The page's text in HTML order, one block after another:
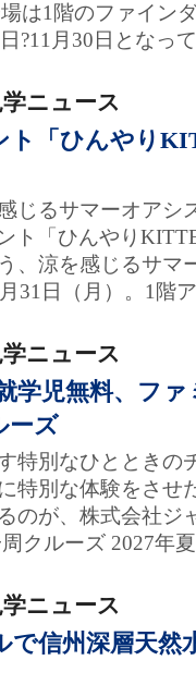
は1階のファイン
?11月30日となっ
ニュース
ト「ひんやり
じるサマーオアシ
ト「ひんやり
、涼を感じるサマ
31日（月）。1階
ニュース
学児無料、フ
ーズ
特別なひとときの
特別な体験をさせ
のが、株式会社ジ
周クルーズ 2027年
ニュース
信州深層天然